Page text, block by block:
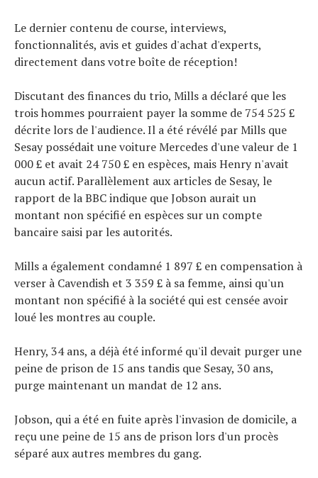
Le dernier contenu de course, interviews,
fonctionnalités, avis et guides d'achat d'experts,
directement dans votre boîte de réception!
Discutant des finances du trio, Mills a déclaré que les
trois hommes pourraient payer la somme de 754 525 £
décrite lors de l'audience. Il a été révélé par Mills que
Sesay possédait une voiture Mercedes d'une valeur de 1
000 £ et avait 24 750 £ en espèces, mais Henry n'avait
aucun actif. Parallèlement aux articles de Sesay, le
rapport de la BBC indique que Jobson aurait un
montant non spécifié en espèces sur un compte
bancaire saisi par les autorités.
Mills a également condamné 1 897 £ en compensation à
verser à Cavendish et 3 359 £ à sa femme, ainsi qu'un
montant non spécifié à la société qui est censée avoir
loué les montres au couple.
Henry, 34 ans, a déjà été informé qu'il devait purger une
peine de prison de 15 ans tandis que Sesay, 30 ans,
purge maintenant un mandat de 12 ans.
Jobson, qui a été en fuite après l'invasion de domicile, a
reçu une peine de 15 ans de prison lors d'un procès
séparé aux autres membres du gang.